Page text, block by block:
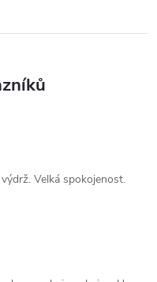
Velká spokojenost.